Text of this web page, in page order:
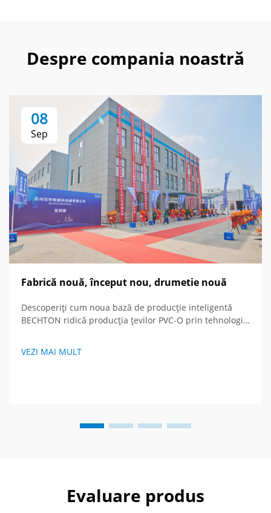
Despre compania noastră
08
Sep
Fabrică nouă, început nou, drumetie nouă
Descoperiți cum noua bază de producție inteligentă
BECHTON ridică producția țevilor PVC-O prin tehnologie
VEZI MAI MULT
Evaluare produs